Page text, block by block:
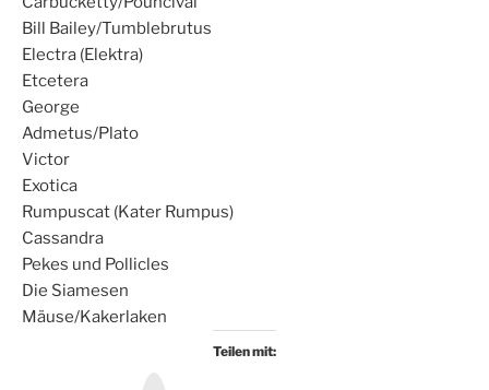
Bill Bailey/Tumblebrutus
Electra (Elektra)
Etcetera
George
Admetus/Plato
Victor
Exotica
Rumpuscat (Kater Rumpus)
Cassandra
Pekes und Pollicles
Die Siamesen
Mäuse/Kakerlaken
Teilen mit: